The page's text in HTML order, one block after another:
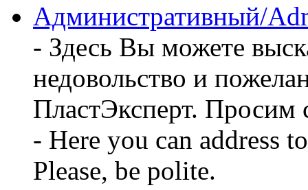
Административный/
- Здесь Вы можете
недовольство и
ПластЭксперт. Просим
- Here you can address
Please, be polite.